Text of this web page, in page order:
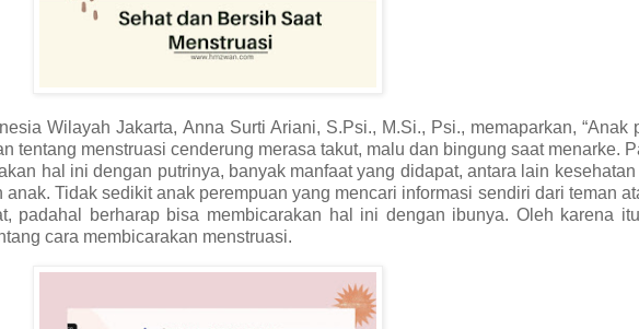
Wilayah Jakarta, Anna Surti Ariani, S.Psi., M.Si., Psi., memaparkan, “Anak
tentang menstruasi cenderung merasa takut, malu dan bingung saat menarke.
hal ini dengan putrinya, banyak manfaat yang didapat, antara lain
Tidak sedikit anak perempuan yang mencari informasi sendiri dari teman
padahal berharap bisa membicarakan hal ini dengan ibunya. Oleh karena
cara membicarakan menstruasi.